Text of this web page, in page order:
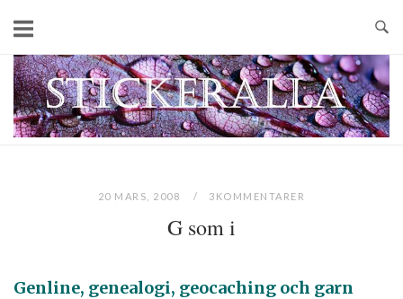
content
Home
20 MARS, 2008 3KOMMENTARER
G som i
Genline, genealogi, geocaching och garn